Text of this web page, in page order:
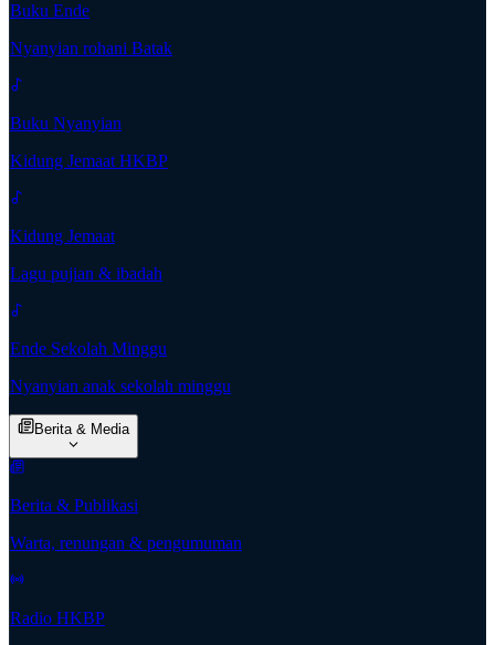
Buku Ende
Nyanyian rohani Batak
Buku Nyanyian
Kidung Jemaat HKBP
Kidung Jemaat
Lagu pujian & ibadah
Ende Sekolah Minggu
Nyanyian anak sekolah minggu
Berita & Media
Berita & Publikasi
Warta, renungan & pengumuman
Radio HKBP